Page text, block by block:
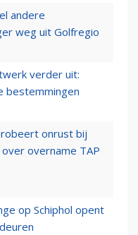
andere
weg uit Golfregio
verder uit:
bestemmingen
onrust bij
overname TAP
op Schiphol opent